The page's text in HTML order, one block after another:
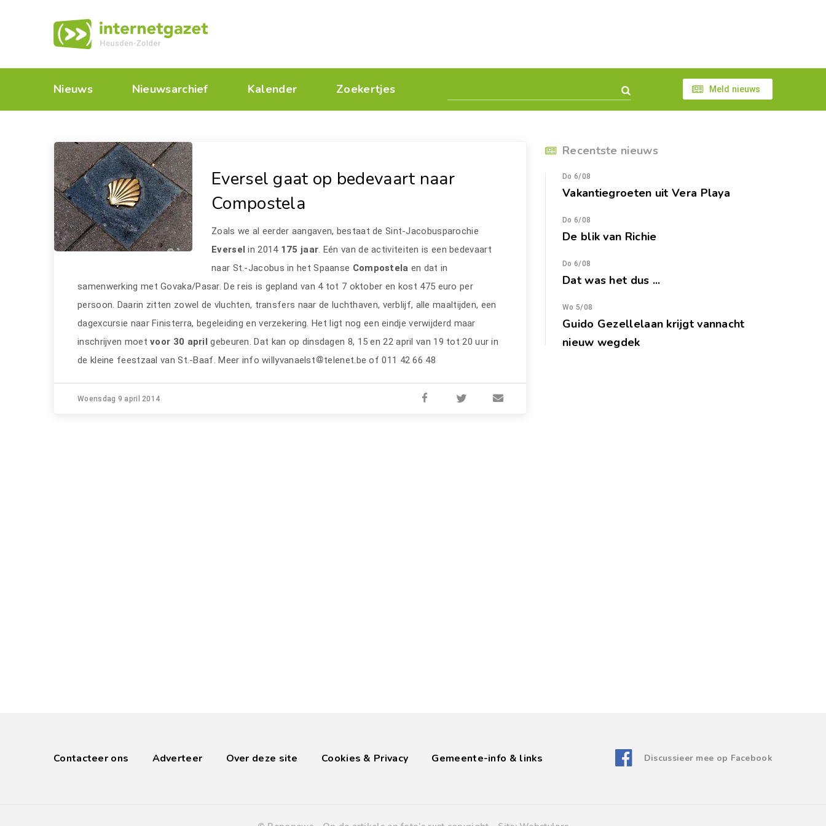
Nieuws Nieuwsarchief Kalender Zoekertjes Meld nieuws
Eversel gaat op bedevaart naar
Compostela
Zoals we al eerder aangaven, bestaat de Sint-Jacobusparochie
Everselin 2014175 jaar. Eén van de activiteiten is een bedevaart
naar St.-Jacobus in het Spaanse Compostela en dat in
samenwerking met Govaka/Pasar. De reis is gepland van 4 tot 7 oktober en kost 475 euro per
persoon. Daarin zitten zowel de vluchten, transfers naar de luchthaven, verblijf, alle maaltijden, een
dagexcursie naar Finisterra, begeleiding en verzekering. Het ligt nog een eindje verwijderd maar
inschrijven moet voor 30 april gebeuren. Dat kan op dinsdagen 8, 15 en 22 april van 19 tot 20 uur in
de kleine feestzaal van St.-Baaf. Meer info willyvanaelst
telenet.be of 011 42 66 48
Woensdag 9 april 2014
Recentste nieuws
Do 6/08
Vakantiegroeten uit Vera Playa
Do 6/08
De blik van Richie
Do 6/08
Dat was het dus ...
Wo 5/08
Guido Gezellelaan krijgt vannacht
nieuw wegdek
Contacteer ons Adverteer Over deze site Cookies & Privacy Gemeente-info & links Discussieer mee op Facebook